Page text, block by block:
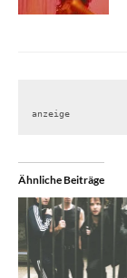
anzeige
Ähnliche Beiträge